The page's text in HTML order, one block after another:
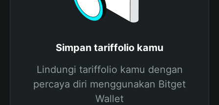
Simpan tariffolio kamu
Lindungi tariffolio kamu dengan
percaya diri menggunakan Bitget
Wallet